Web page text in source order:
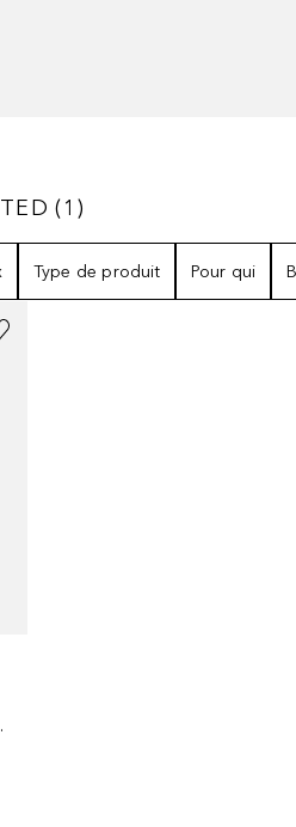
1
(1 )
Type de produit Pour qui